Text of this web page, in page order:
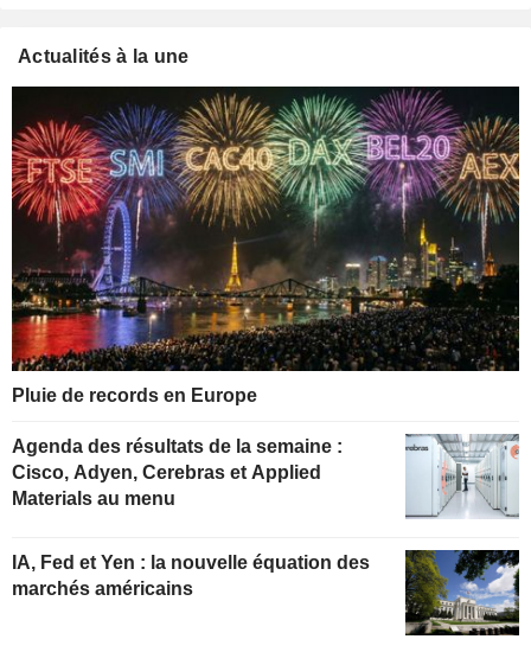
Actualités à la une
Pluie de records en Europe
Agenda des résultats de la semaine :
Cisco, Adyen, Cerebras et Applied
Materials au menu
IA, Fed et Yen : la nouvelle équation des
marchés américains